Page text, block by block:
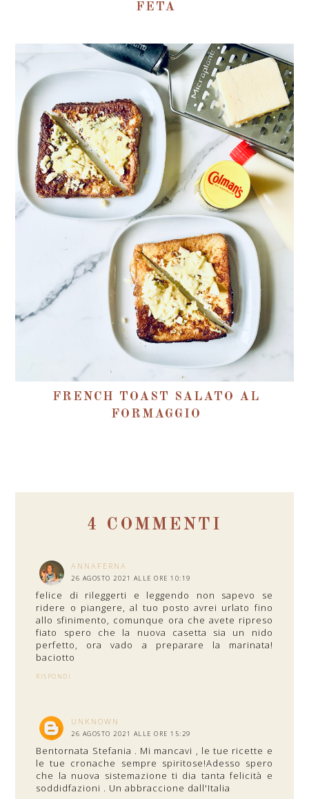
FETA
FRENCH TOAST SALATO AL
FORMAGGIO
4 COMMENTI
ANNAFERNA
26 AGOSTO 2021 ALLE ORE 10:19
felice di rileggerti e leggendo non sapevo se
ridere o piangere, al tuo posto avrei urlato fino
allo sfinimento, comunque ora che avete ripreso
fiato spero che la nuova casetta sia un nido
perfetto, ora vado a preparare la marinata!
baciotto
RISPONDI
UNKNOWN
26 AGOSTO 2021 ALLE ORE 15:29
Bentornata Stefania . Mi mancavi , le tue ricette e
le tue cronache sempre spiritose!Adesso spero
che la nuova sistemazione ti dia tanta felicità e
soddidfazioni . Un abbraccione dall'Italia